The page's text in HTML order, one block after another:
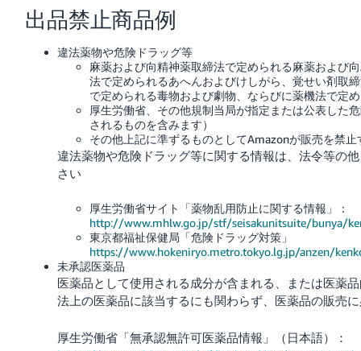
本
語어
English
さ
出品禁止商品例
違法薬物や危険ドラッグ等
麻薬および向精神薬取締法で定められる麻薬および
法で定められるあへんおよびけしがら、覚せい剤取
で定められる毒物および劇物、ならびに薬機法で定
厚生労働省、その他規制当局が指定または公表した
されるものを含みます）
その他上記に準ずるものとしてAmazonが販売を禁止
違法薬物や危険ドラッグ等に関する情報は、法令等の
さい
厚生労働省サイト「薬物乱用防止に関する情報」：
http://www.mhlw.go.jp/stf/seisakunitsuite/bunya/
東京都福祉保健局「危険ドラッグ対策」
https://www.hokeniryo.metro.tokyo.lg.jp/anzen/
未承認医薬品
医薬品として使用される成分が含まれる、または医薬
法上の医薬品に該当するにも関わらず、医薬品の販売
厚生労働省「無承認無許可医薬品情報」（日本語）：